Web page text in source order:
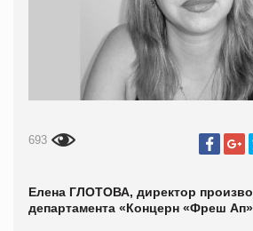
693
Елена ГЛОТОВА, директор
департамента «Концерн «Фреш Ап»